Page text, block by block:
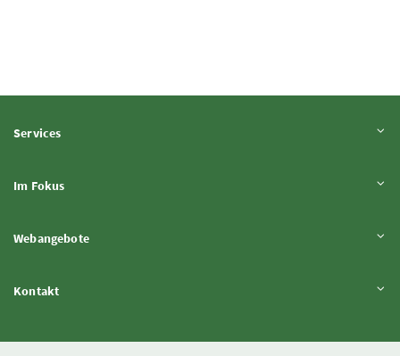
ServicesInhalt aufklappen
Im FokusInhalt aufklappen
WebangeboteInhalt aufklappen
KontaktInhalt aufklappen